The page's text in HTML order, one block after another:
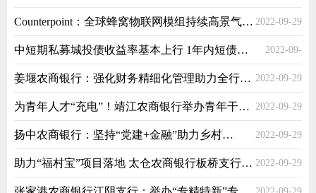
29
Counterpoint：全球蜂窝物联网模组持续高景气同比增长20% 2022-09-29
中短期私募城投债收益率基本上行 1年内短债上行幅度较为明显 2022-09-
29
姜堰农商银行：强化财务精细化管理助力全行高质量发展 2022-09-29
为青年人才“充电”！靖江农商银行举办青年干部培训班 2022-09-29
扬中农商银行：坚持“党建+金融”助力乡村振兴 2022-09-29
助力“福村宝”项目落地 太仓农商银行板桥支行跨行代发50户 2022-09-29